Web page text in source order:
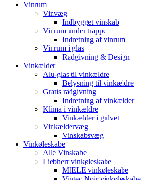
Vinrum
Vinvæg
Indbygget vinskab
Vinrum under trappe
Indretning af vinrum
Vinrum i glas
Rådgivning & Design
Vinkælder
Alu-glas til vinkældre
Belysning til vinkældre
Gratis rådgivning
Indretning af vinkælder
Klima i vinkældre
Vinkælder i gulvet
Vinkældervæg
Vinskabsvæg
Vinkøleskabe
Alle Vinskabe
Liebherr vinkøleskabe
MIELE vinkøleskabe